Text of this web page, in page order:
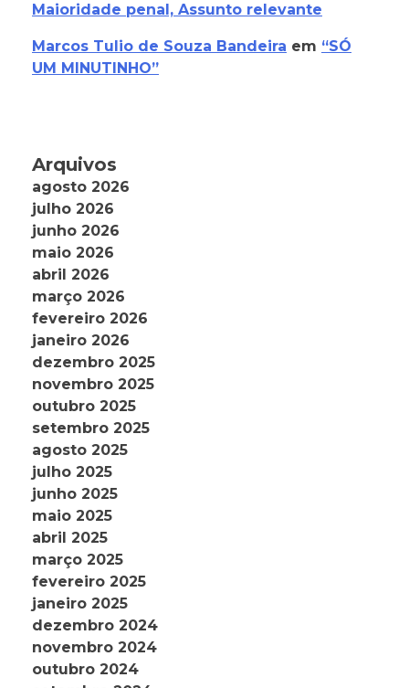
Maioridade penal, Assunto relevante
Marcos Tulio de Souza Bandeira em “SÓ
UM MINUTINHO”
Arquivos
agosto 2026
julho 2026
junho 2026
maio 2026
abril 2026
março 2026
fevereiro 2026
janeiro 2026
dezembro 2025
novembro 2025
outubro 2025
setembro 2025
agosto 2025
julho 2025
junho 2025
maio 2025
abril 2025
março 2025
fevereiro 2025
janeiro 2025
dezembro 2024
novembro 2024
outubro 2024